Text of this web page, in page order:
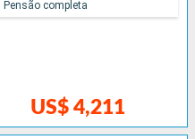
US$ 4,211
Pensão completa